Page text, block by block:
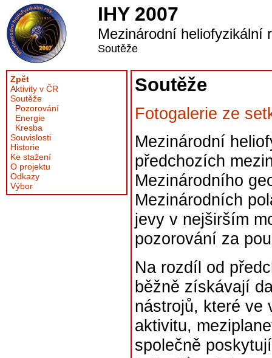
IHY 2007
Mezinárodní heliofyzikální
Soutěže
Zpět
Aktivity v ČR
Soutěže
Pozorování
Energie
Kresba
Souvislosti
Historie
Ke stažení
O projektu
Odkazy
Výbor
Soutěže
Fotogalerie ze
Mezinárodní
předchozích
Mezinárodního
Mezinárodních
jevy v nejširším
pozorování za
Na rozdíl od
běžně získávají
nástrojů, které ve
aktivitu,
společně